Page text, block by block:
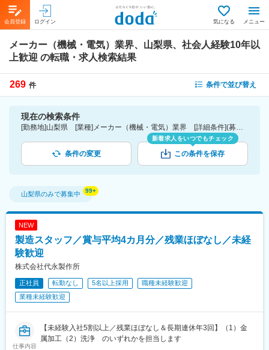
会員登録 ログイン 気になる メニュー
メーカー（機械・電気）業界、山梨県、社会人経験10年以
上歓迎 の転職・求人検索結果
269 件 条件で並び替え
現在の検索条件
[勤務地]山梨県 [業種]メーカー（機械・電気）業界 [詳細条件](募集・採用情報)社会人経験10年以上歓迎
条件の変更
新着求人をいつでもチェック
この条件を保存
山梨県のみで募集中
NEW
製造スタッフ／賞与平均4カ月分／残業ほぼなし／未経
験歓迎
株式会社代永製作所
正社員 転勤なし 5名以上採用
職種未経験歓迎
業種未経験歓迎
仕事内容
【未経験入社5割以上／残業ほぼなし＆長期連休年3回】（1）金
属加工（2）洗浄 のいずれかを担当します